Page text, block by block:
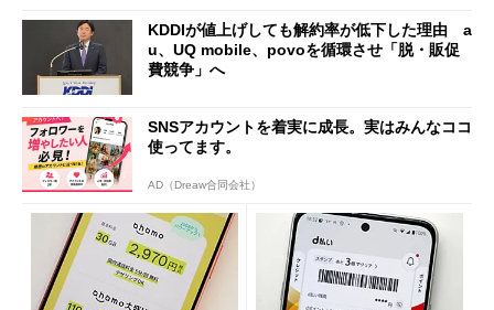
KDDIが値上げしても解約率が低下した理由 a
u、UQ mobile、povoを循環させ「脱・販促
費競争」へ
SNSアカウントを着実に成長。実はみんなココ
使ってます。
AD（Dreaw合同会社）